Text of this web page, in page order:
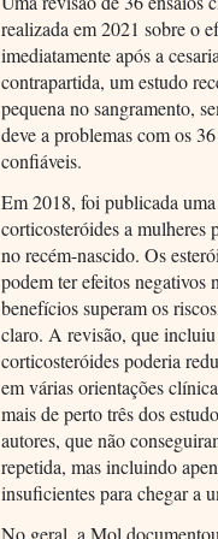
realizada em 2021 sobre o
imediatamente após a
contrapartida, um estudo
pequena no sangramento,
deve a problemas com os
confiáveis.
Em 2018, foi publicada
corticosteróides a mulheres
no recém-nascido. Os
podem ter efeitos negativos
benefícios superam os
claro. A revisão, que
corticosteróides poderia
em várias orientações
mais de perto três dos
autores, que não
repetida, mas incluindo
insuficientes para chegar a
No geral, a Mol